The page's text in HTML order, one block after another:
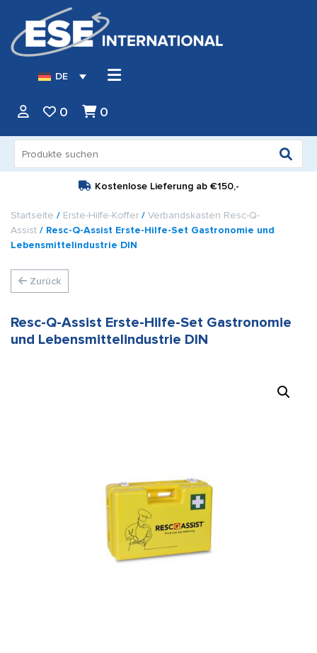
DE
0 0
nach:
Kostenlose Lieferung ab €150,-
Startseite / Erste-Hilfe-Koffer / Verbandskasten Resc-Q-
Assist / Resc-Q-Assist Erste-Hilfe-Set Gastronomie und
Lebensmittelindustrie DIN
Zurück
Resc-Q-Assist Erste-Hilfe-Set Gastronomie
und Lebensmittelindustrie DIN